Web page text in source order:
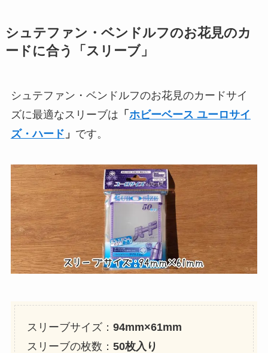
シュテファン・ベンドルフのお花見のカ
ードに合う「スリーブ」
シュテファン・ベンドルフのお花見のカードサイ
ズに最適なスリーブは 「 ホビーベース ユーロサイ
ズ・ハード 」 です。
スリーブサイズ： 94mm×61mm
スリーブの枚数： 50枚入り